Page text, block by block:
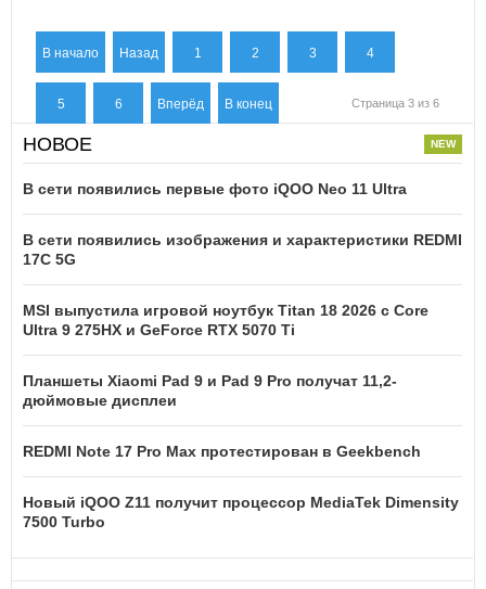
В начало Назад 1 2 3 4
5 6 Вперёд В конец Страница 3 из 6
НОВОЕ
В сети появились первые фото iQOO Neo 11 Ultra
В сети появились изображения и характеристики REDMI
17C 5G
MSI выпустила игровой ноутбук Titan 18 2026 с Core
Ultra 9 275HX и GeForce RTX 5070 Ti
Планшеты Xiaomi Pad 9 и Pad 9 Pro получат 11,2-
дюймовые дисплеи
REDMI Note 17 Pro Max протестирован в Geekbench
Новый iQOO Z11 получит процессор MediaTek Dimensity
7500 Turbo